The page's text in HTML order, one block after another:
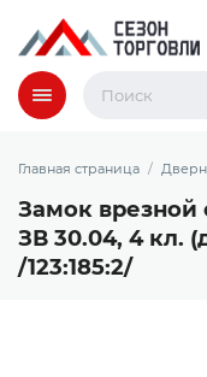
Меню
Главная страница
Замок врезной
ЗВ 30.04, 4 кл.
/123:185:2/